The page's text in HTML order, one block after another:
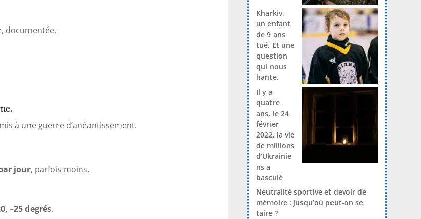
documentée.
à une guerre d’anéantissement.
jour, parfois moins,
–25 degrés.
Kharkiv,
un enfant
de 9 ans
tué. Et une
question
qui nous
hante.
Il y a
quatre
ans, le 24
février
2022, la vie
de millions
d’Ukrainie
ns a
basculé
Neutralité sportive et devoir de
mémoire : jusqu’où peut-on se
taire ?